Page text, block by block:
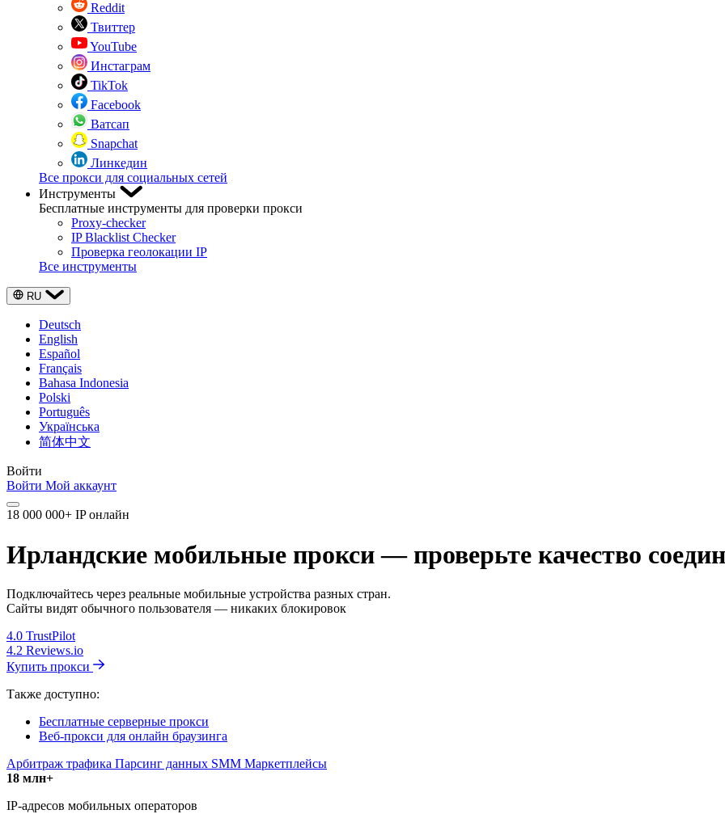
Reddit
Твиттер
YouTube
Инстаграм
TikTok
Facebook
Ватсап
Snapchat
Линкедин
Все прокси для социальных сетей
Инструменты
Бесплатные инструменты для проверки прокси
Proxy-checker
IP Blacklist Checker
Проверка геолокации IP
Все инструменты
RU
Deutsch
English
Español
Français
Bahasa Indonesia
Polski
Português
Українська
简体中文
Войти
Войти Мой аккаунт
18 000 000+ IP онлайн
Ирландские мобильные прокси — проверьте качество
Подключайтесь через реальные мобильные устройства разных стран.
Сайты видят обычного пользователя — никаких блокировок
4.0 TrustPilot
4.2 Reviews.io
Купить прокси
Также доступно:
Бесплатные серверные прокси
Веб-прокси для онлайн браузинга
Арбитраж трафика Парсинг данных SMM Маркетплейсы
18 млн+
IP-адресов мобильных операторов